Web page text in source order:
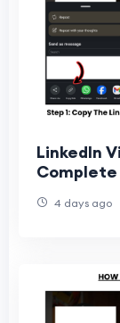
LinkedIn
Complete
4 days ago